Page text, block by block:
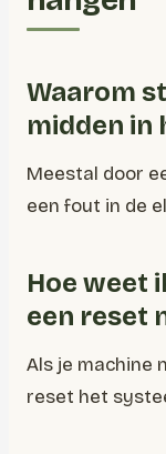
Waarom
midden in
Meestal door
een fout in de
Hoe weet
een reset
Als je machine
reset het